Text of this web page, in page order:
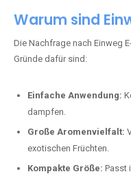
Warum sind
Die Nachfrage nach Einweg
Gründe dafür sind:
Einfache Anwendung:
dampfen.
Große Aromenvielfalt:
exotischen Früchten.
Kompakte Größe: Passt